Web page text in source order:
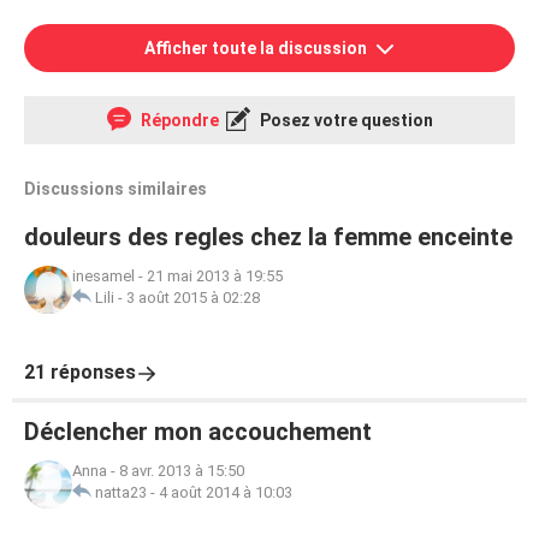
Afficher toute la discussion
Répondre Posez votre question
Discussions similaires
douleurs des regles chez la femme enceinte
inesamel - 21 mai 2013 à 19:55
Lili - 3 août 2015 à 02:28
21 réponses
Déclencher mon accouchement
Anna - 8 avr. 2013 à 15:50
natta23 - 4 août 2014 à 10:03